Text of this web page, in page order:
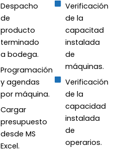
Despacho
de
producto
terminado
a bodega.
Programación
y agendas
por máquina.
Cargar
presupuesto
desde MS
Excel.
Verificación
de la
capacitad
instalada
de
máquinas.
Verificación
de la
capacidad
instalada
de
operarios.